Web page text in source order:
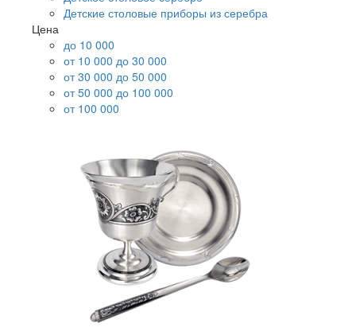
Детские столовые приборы из серебра
Цена
до 10 000
от 10 000 до 30 000
от 30 000 до 50 000
от 50 000 до 100 000
от 100 000